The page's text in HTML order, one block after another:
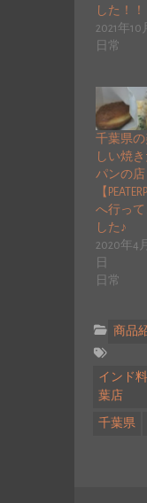
した！！
2021年10
日常
千葉県の
しい焼
パンの店
【
へ行って
した♪
2020年4
日
日常
商品
インド
葉店
千葉県